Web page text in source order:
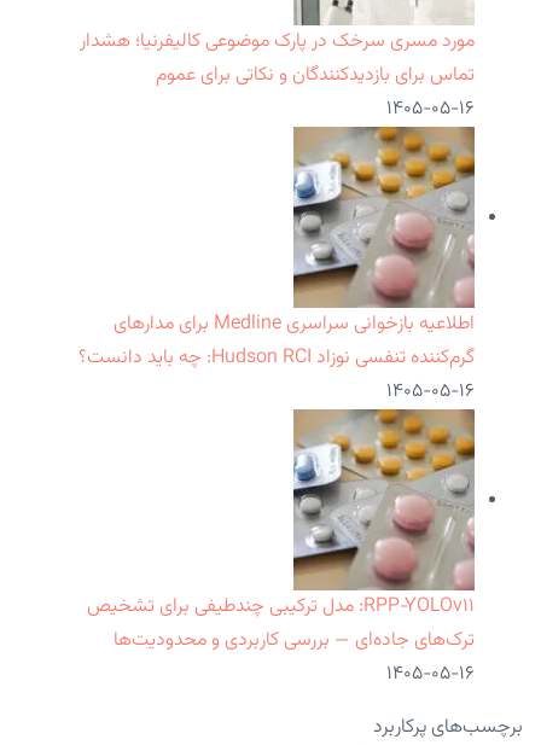
مورد مسری سرخک در پارک موضوعی کالیفرنیا؛ هشدار
تماس برای بازدیدکنندگان و نکاتی برای عموم
۱۴۰۵-۰۵-۱۶
اطلاعیه بازخوانی سراسری Medline برای مدارهای
گرم‌کننده تنفسی نوزاد Hudson RCI: چه باید دانست؟
۱۴۰۵-۰۵-۱۶
RPP‑YOLOv۱۱: مدل ترکیبی چندطیفی برای تشخیص
ترک‌های جاده‌ای — بررسی کاربردی و محدودیت‌ها
۱۴۰۵-۰۵-۱۶
برچسب‌های پرکاربرد